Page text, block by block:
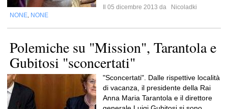
Il 05 dicembre 2013 da
Nicoladki
NONE NONE
Polemiche su "Mission", Tarantola e
Gubitosi "sconcertati"
"Sconcertati". Dalle rispettive località
di vacanza, il presidente della Rai
Anna Maria Tarantola e il direttore